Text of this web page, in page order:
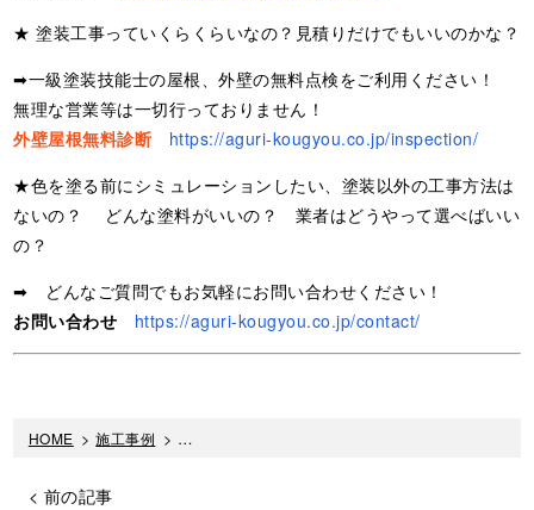
★ 塗装工事っていくらくらいなの？見積りだけでもいいのかな？
➡一級塗装技能士の屋根、外壁の無料点検をご利用ください！
無理な営業等は一切行っておりません！
外壁屋根無料診断
https://aguri-kougyou.co.jp/inspection/
★色を塗る前にシミュレーションしたい、塗装以外の工事方法は
ないの？ どんな塗料がいいの？ 業者はどうやって選べばいい
の？
➡ どんなご質問でもお気軽にお問い合わせください！
お問い合わせ
https://aguri-kougyou.co.jp/contact/
HOME >施工事例 > 【神奈川県伊勢原市 外壁塗装工事】外観の雰囲気
< 前の記事